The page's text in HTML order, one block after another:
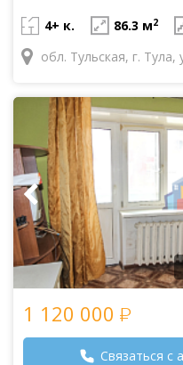
4+ к. 86.3 м2
обл. Тульская, г.
1 120 000
Связаться с